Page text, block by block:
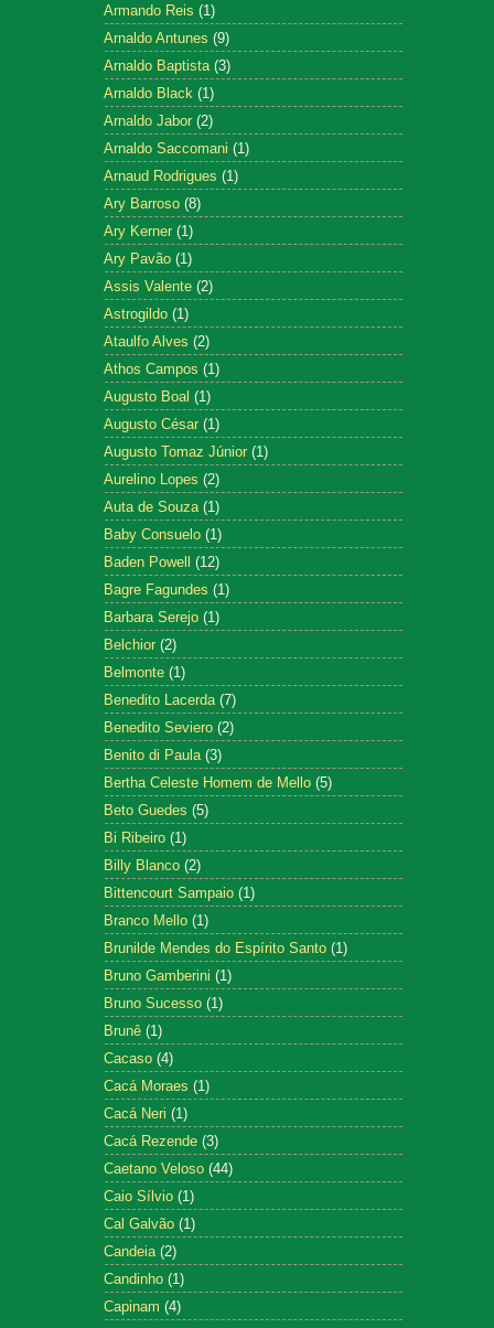
Armando Reis (1)
Arnaldo Antunes (9)
Arnaldo Baptista (3)
Arnaldo Black (1)
Arnaldo Jabor (2)
Arnaldo Saccomani (1)
Arnaud Rodrigues (1)
Ary Barroso (8)
Ary Kerner (1)
Ary Pavão (1)
Assis Valente (2)
Astrogildo (1)
Ataulfo Alves (2)
Athos Campos (1)
Augusto Boal (1)
Augusto César (1)
Augusto Tomaz Júnior (1)
Aurelino Lopes (2)
Auta de Souza (1)
Baby Consuelo (1)
Baden Powell (12)
Bagre Fagundes (1)
Barbara Serejo (1)
Belchior (2)
Belmonte (1)
Benedito Lacerda (7)
Benedito Seviero (2)
Benito di Paula (3)
Bertha Celeste Homem de Mello (5)
Beto Guedes (5)
Bi Ribeiro (1)
Billy Blanco (2)
Bittencourt Sampaio (1)
Branco Mello (1)
Brunilde Mendes do Espírito Santo (1)
Bruno Gamberini (1)
Bruno Sucesso (1)
Brunê (1)
Cacaso (4)
Cacá Moraes (1)
Cacá Neri (1)
Cacá Rezende (3)
Caetano Veloso (44)
Caio Sílvio (1)
Cal Galvão (1)
Candeia (2)
Candinho (1)
Capinam (4)